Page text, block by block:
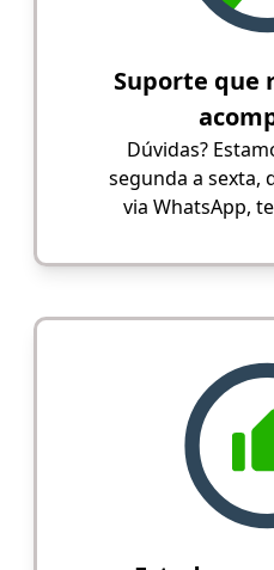
Suporte que
Dúvidas?
segunda a sexta,
via WhatsApp,